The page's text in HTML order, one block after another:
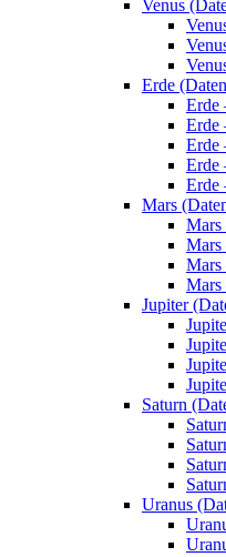
Venus
Erde
Erde
Erde
Erde
Erde
Erde
Mars
Mars
Mars
Mars
Mars
Jupiter
Saturn
Uranus